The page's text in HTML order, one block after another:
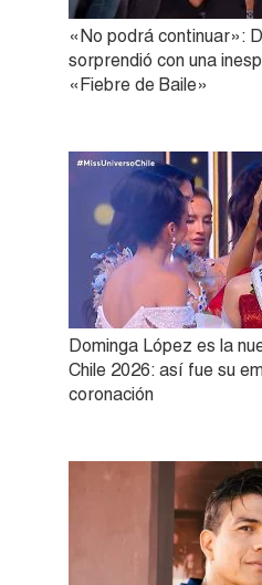
«No podrá continuar»:
sorprendió con una
«Fiebre de Baile»
Dominga López es la
Chile 2026: así fue su
coronación